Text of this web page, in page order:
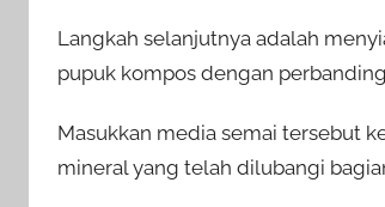
Langkah selanjutnya adalah
pupuk kompos dengan
Masukkan media semai tersebut
mineral yang telah dilubangi